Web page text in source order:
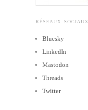
RÉSEAUX SOCIAUX
Bluesky
LinkedIn
Mastodon
Threads
Twitter